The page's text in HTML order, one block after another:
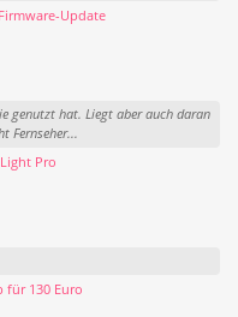
Update
genutzt hat. Liegt aber auch daran
Fernseher...
Pro
130 Euro